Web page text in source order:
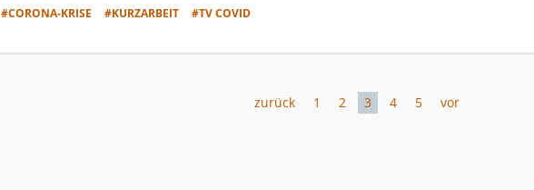
#CORONA-KRISE #KURZARBEIT #TV COVID
zurück 1 2 3 4 5 vor